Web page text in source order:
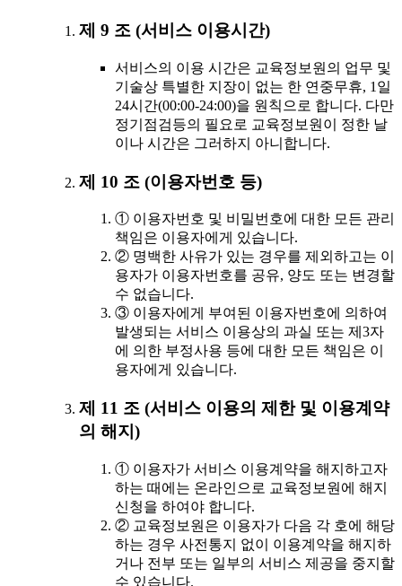
제 9 조 (서비스 이용시간)
서비스의 이용 시간은 교육정보원의 업무 및
기술상 특별한 지장이 없는 한 연중무휴, 1일
24시간(00:00-24:00)을 원칙으로 합니다. 다만
정기점검등의 필요로 교육정보원이 정한 날
이나 시간은 그러하지 아니합니다.
제 10 조 (이용자번호 등)
① 이용자번호 및 비밀번호에 대한 모든 관리
책임은 이용자에게 있습니다.
② 명백한 사유가 있는 경우를 제외하고는 이
용자가 이용자번호를 공유, 양도 또는 변경할
수 없습니다.
③ 이용자에게 부여된 이용자번호에 의하여
발생되는 서비스 이용상의 과실 또는 제3자
에 의한 부정사용 등에 대한 모든 책임은 이
용자에게 있습니다.
제 11 조 (서비스 이용의 제한 및 이용계약
의 해지)
① 이용자가 서비스 이용계약을 해지하고자
하는 때에는 온라인으로 교육정보원에 해지
신청을 하여야 합니다.
② 교육정보원은 이용자가 다음 각 호에 해당
하는 경우 사전통지 없이 이용계약을 해지하
거나 전부 또는 일부의 서비스 제공을 중지할
수 있습니다.